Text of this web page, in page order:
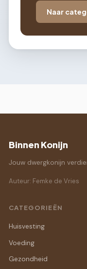
Naar
Binnen Konijn
Jouw dwergkonijn
Auteur: Femke de Vries
CATEGORIEËN
Huisvesting
Voeding
Gezondheid